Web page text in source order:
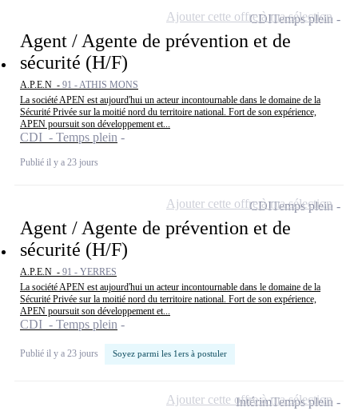
Agent / Agente de prévention et de
sécurité (H/F)
A.P.E.N - 91 - ATHIS MONS
La société APEN est aujourd'hui un acteur incontournable dans le domaine de la
Sécurité Privée sur la moitié nord du territoire national. Fort de son expérience,
APEN poursuit son développement et...
CDI - Temps plein
Publié il y a 23 jours
CDITemps plein
Ajouter cette offre à ma sélection
Agent / Agente de prévention et de
sécurité (H/F)
A.P.E.N - 91 - YERRES
La société APEN est aujourd'hui un acteur incontournable dans le domaine de la
Sécurité Privée sur la moitié nord du territoire national. Fort de son expérience,
APEN poursuit son développement et...
CDI - Temps plein
Publié il y a 23 jours Soyez parmi les 1ers à postuler
CDITemps plein
Ajouter cette offre à ma sélection
IntérimTemps plein
Ajouter cette offre à ma sélection